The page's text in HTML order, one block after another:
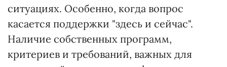
ситуациях. Особенно, когда вопрос
касается поддержки "здесь и сейчас".
Наличие собственных программ,
критериев и требований, важных для